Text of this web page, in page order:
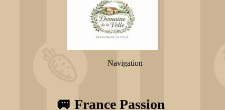
Navigation
🚐 France Passion